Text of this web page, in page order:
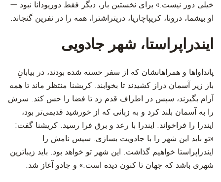
خیلی دور نیست.» برای نخستین بار، دیگر فقط دوریودانا نبود —
او بیشما، درونا، کریپاچاریا، دریتراشترا، همه را در نفرین گنجاند.
ایندراپراستا، شهر جادویی
‫پانداواها و همراهانشان که از سفر خسته شده بودند، در بیابانِ
باز زیر آسمان دراز کشیدند تا بخوابند. کریشنا منتظر ماند تا همه
آرام بگیرند، سپس در اطراف قدم زد تا فضا را حس کند. سرش
را به آسمان بلند کرد و به زبانی که از خورشید قدیمی‌تر بود،
ایندرا را فراخواند. ایندرا با رعد و برق فرا رسید. کریشنا گفت:
«تو باید این شهر را با جادویت بسازی. سپس نامش را
ایندراپراستا خواهیم گذاشت. این شهر تو خواهد بود. باید زیباترین
شهری باشد که جهان تا کنون دیده است.» و جادو آغاز شد.